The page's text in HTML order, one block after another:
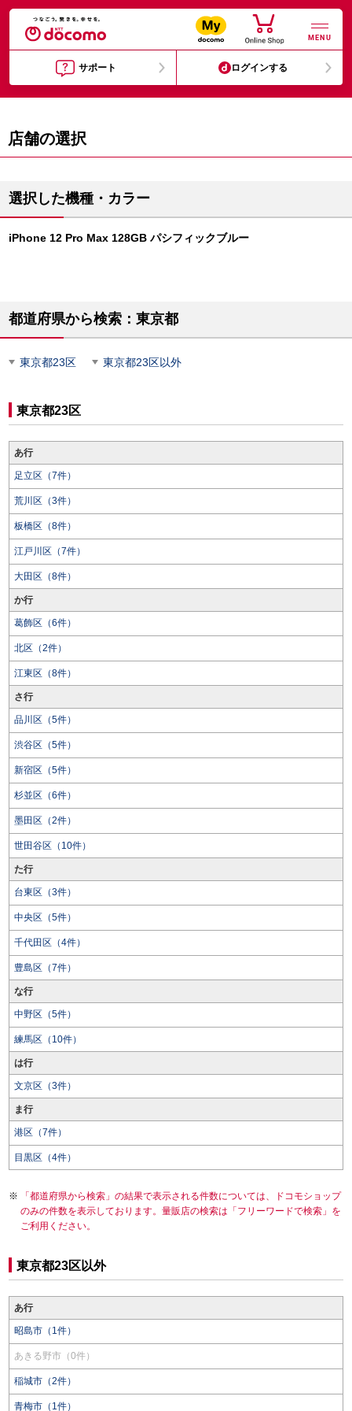
MENU
サポート ログインする
店舗の選択
選択した機種・カラー
iPhone 12 Pro Max 128GB パシフィックブルー
都道府県から検索：東京都
東京都23区 東京都23区以外
東京都23区
あ行
足立区（7件）
荒川区（3件）
板橋区（8件）
江戸川区（7件）
大田区（8件）
か行
葛飾区（6件）
北区（2件）
江東区（8件）
さ行
品川区（5件）
渋谷区（5件）
新宿区（5件）
杉並区（6件）
墨田区（2件）
世田谷区（10件）
た行
台東区（3件）
中央区（5件）
千代田区（4件）
豊島区（7件）
な行
中野区（5件）
練馬区（10件）
は行
文京区（3件）
ま行
港区（7件）
目黒区（4件）
「都道府県から検索」の結果で表示される件数については、ドコモショップ
のみの件数を表示しております。量販店の検索は「フリーワードで検索」を
ご利用ください。
東京都23区以外
あ行
昭島市（1件）
あきる野市（0件）
稲城市（2件）
青梅市（1件）